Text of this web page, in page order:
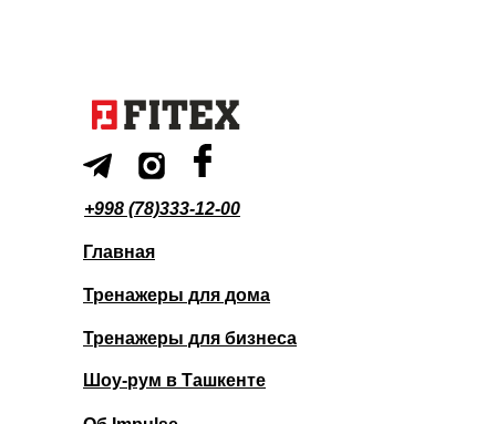
+998 (78)333-12-00
Главная
Тренажеры для дома
Тренажеры для бизнеса
Шоу-рум в Ташкенте